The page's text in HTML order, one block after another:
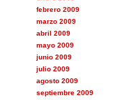
febrero 2009
marzo 2009
abril 2009
mayo 2009
junio 2009
julio 2009
agosto 2009
septiembre 2009